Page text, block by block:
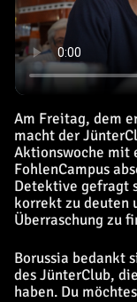
Am Freitag, dem
macht der
Aktionswoche mit
FohlenCampus
Detektive gefragt
korrekt zu deuten
Überraschung zu
Borussia bedankt
des JünterClub,
haben. Du